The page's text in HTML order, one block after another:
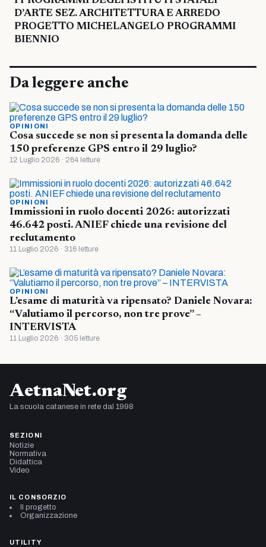
D’ARTE SEZ. ARCHITETTURA E ARREDO
PROGETTO MICHELANGELO PROGRAMMI
BIENNIO
Da leggere anche
OPINIONI
Cosa succede se non si presenta la domanda delle
150 preferenze GPS entro il 29 luglio?
12 Luglio 2026 · 264 letture
OPINIONI
Immissioni in ruolo docenti 2026: autorizzati
46.642 posti. ANIEF chiede una revisione del
reclutamento
11 Luglio 2026 · 316 letture
OPINIONI
L’esame di maturità va ripensato? Daniele Novara:
“Valutiamo il percorso, non tre prove” –
INTERVISTA
11 Luglio 2026 · 305 letture
AetnaNet.org
La scuola catanese in rete dal 1998
SEZIONI
Notizie
Normativa
Didattica
Video
IL CONSORZIO
Il progetto
Organizzazione
UTILITY